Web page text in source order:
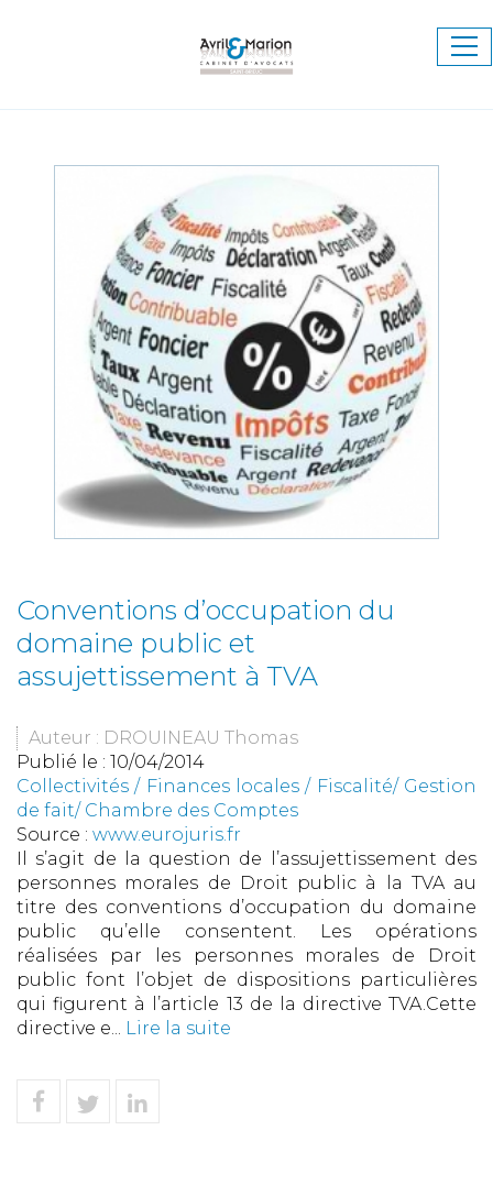
Conventions d’occupation du
domaine public et
assujettissement à TVA
Auteur : DROUINEAU Thomas
Publié le : 10/04/2014
Collectivités / Finances locales / Fiscalité/ Gestion
de fait/ Chambre des Comptes
Source : www.eurojuris.fr
Il s’agit de la question de l’assujettissement des
personnes morales de Droit public à la TVA au
titre des conventions d’occupation du domaine
public qu’elle consentent. Les opérations
réalisées par les personnes morales de Droit
public font l’objet de dispositions particulières
qui figurent à l’article 13 de la directive TVA.Cette
directive e... Lire la suite